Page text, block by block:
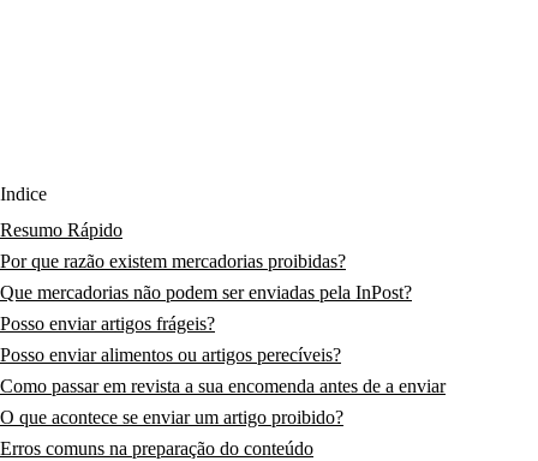
Índice
Resumo Rápido
Por que razão existem mercadorias proibidas?
Que mercadorias não podem ser enviadas pela InPost?
Posso enviar artigos frágeis?
Posso enviar alimentos ou artigos perecíveis?
Como passar em revista a sua encomenda antes de a enviar
O que acontece se enviar um artigo proibido?
Erros comuns na preparação do conteúdo